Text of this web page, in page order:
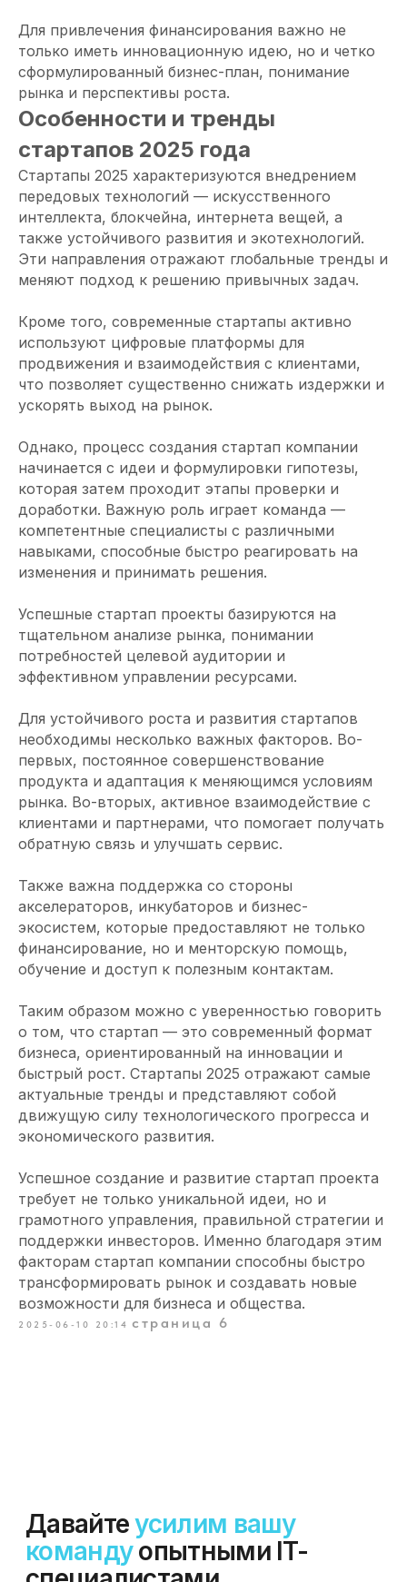
Для привлечения финансирования важно не
только иметь инновационную идею, но и четко
сформулированный бизнес-план, понимание
рынка и перспективы роста.
Особенности и тренды
стартапов 2025 года
Стартапы 2025 характеризуются внедрением
передовых технологий — искусственного
интеллекта, блокчейна, интернета вещей, а
также устойчивого развития и экотехнологий.
Эти направления отражают глобальные тренды и
меняют подход к решению привычных задач.
Кроме того, современные стартапы активно
используют цифровые платформы для
продвижения и взаимодействия с клиентами,
что позволяет существенно снижать издержки и
ускорять выход на рынок.
Однако, процесс создания стартап компании
начинается с идеи и формулировки гипотезы,
которая затем проходит этапы проверки и
доработки. Важную роль играет команда —
компетентные специалисты с различными
навыками, способные быстро реагировать на
изменения и принимать решения.
Успешные стартап проекты базируются на
тщательном анализе рынка, понимании
потребностей целевой аудитории и
эффективном управлении ресурсами.
Для устойчивого роста и развития стартапов
необходимы несколько важных факторов. Во-
первых, постоянное совершенствование
продукта и адаптация к меняющимся условиям
рынка. Во-вторых, активное взаимодействие с
клиентами и партнерами, что помогает получать
обратную связь и улучшать сервис.
Также важна поддержка со стороны
акселераторов, инкубаторов и бизнес-
экосистем, которые предоставляют не только
финансирование, но и менторскую помощь,
обучение и доступ к полезным контактам.
Таким образом можно с уверенностью говорить
о том, что стартап — это современный формат
бизнеса, ориентированный на инновации и
быстрый рост. Стартапы 2025 отражают самые
актуальные тренды и представляют собой
движущую силу технологического прогресса и
экономического развития.
Успешное создание и развитие стартап проекта
требует не только уникальной идеи, но и
грамотного управления, правильной стратегии и
поддержки инвесторов. Именно благодаря этим
факторам стартап компании способны быстро
трансформировать рынок и создавать новые
возможности для бизнеса и общества.
2025-06-10 20:14 страница 6
Ваше имя
Компания
Телефон или мессенджер или почта (telegram, WhatsApp, email)
Какие специалисты требуются
Отправить заявку
Заполняя данную форму, вы даете
Согласие на обработку Персональных
данныхи соглашаетесь сПолитикой в
отношении обработки персональных
данных
Давайте усилим вашу
командуопытными IT-
специалистами
Расскажите кто вам требуется и мы
Главная
Компания
Соглашение об обработке
персональных данных
+7 (499)3468461
info@itvolna.tech
Офис:
Москва, Научный проезд 17